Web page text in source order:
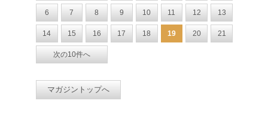
6 7 8 9 10 11 12 13
14 15 16 17 18 19 20 21
次の10件へ
マガジントップへ